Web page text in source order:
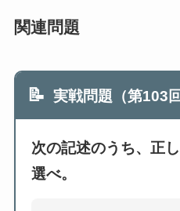
関連問題
📝 実戦問題（第103
次の記述のうち、正
選べ。